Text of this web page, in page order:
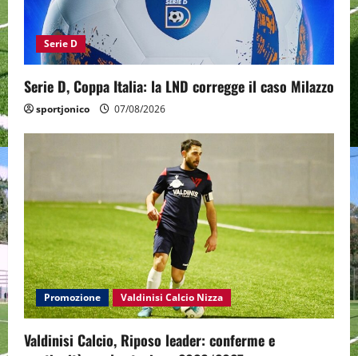
Serie D
Serie D, Coppa Italia: la LND corregge il caso Milazzo
sportjonico 07/08/2026
Promozione Valdinisi Calcio Nizza
Valdinisi Calcio, Riposo leader: conferme e